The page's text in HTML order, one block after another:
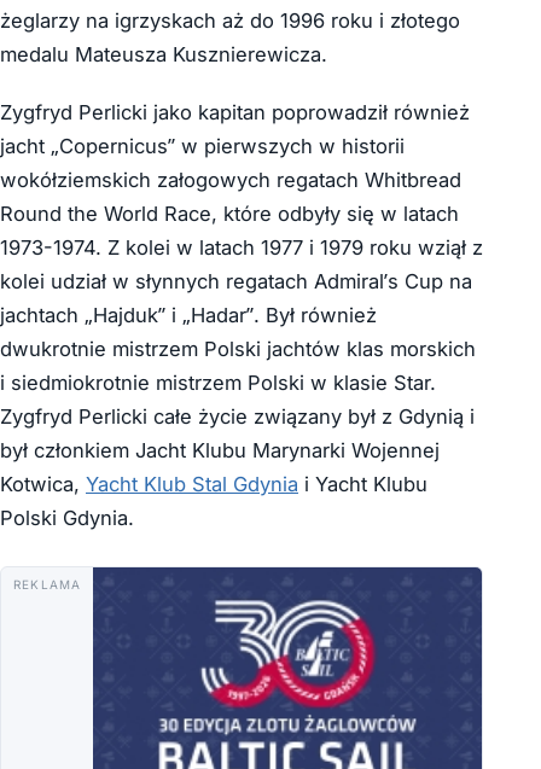
żeglarzy na igrzyskach aż do 1996 roku i złotego
medalu Mateusza Kusznierewicza.
Zygfryd Perlicki jako kapitan poprowadził również
jacht „Copernicus” w pierwszych w historii
wokółziemskich załogowych regatach Whitbread
Round the World Race, które odbyły się w latach
1973-1974. Z kolei w latach 1977 i 1979 roku wziął z
kolei udział w słynnych regatach Admiral’s Cup na
jachtach „Hajduk” i „Hadar”. Był również
dwukrotnie mistrzem Polski jachtów klas morskich
i siedmiokrotnie mistrzem Polski w klasie Star.
Zygfryd Perlicki całe życie związany był z Gdynią i
był członkiem Jacht Klubu Marynarki Wojennej
Kotwica, Yacht Klub Stal Gdynia i Yacht Klubu
Polski Gdynia.
REKLAMA